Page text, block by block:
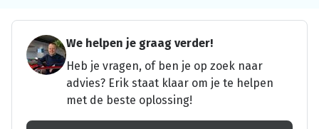
We helpen je graag verder!
Heb je vragen, of ben je op zoek naar
advies? Erik staat klaar om je te helpen
met de beste oplossing!